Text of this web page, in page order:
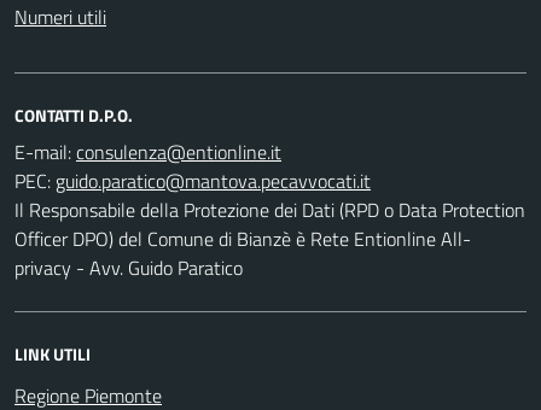
Numeri utili
CONTATTI D.P.O.
E-mail:
PEC:
Il Responsabile della Protezione dei Dati (RPD o Data Protection
Officer DPO) del Comune di Bianzè è Rete Entionline All-
privacy - Avv. Guido Paratico
LINK UTILI
Regione Piemonte